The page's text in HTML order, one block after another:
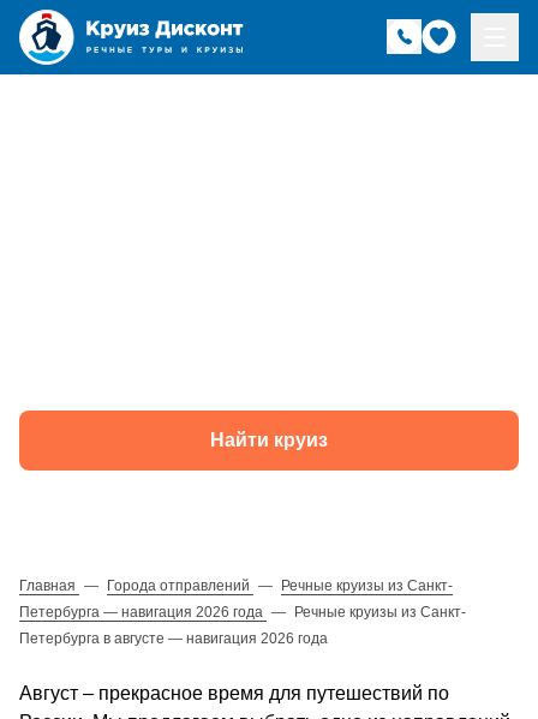
Найти круиз
Главная — Города отправлений — Речные круизы из Санкт-
Петербурга — навигация 2026 года — Речные круизы из Санкт-
Петербурга в августе — навигация 2026 года
Август – прекрасное время для путешествий по